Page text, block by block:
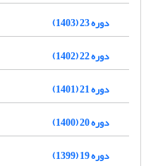
دوره 23 (1403)
دوره 22 (1402)
دوره 21 (1401)
دوره 20 (1400)
دوره 19 (1399)